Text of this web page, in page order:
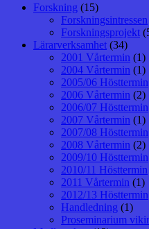
Forskning (15)
Forskningsintressen
Forskningsprojekt
Lärarverksamhet (34)
2001 Vårtermin (1)
2004 Vårtermin (1)
2005/06 Hösttermin
2006 Vårtermin (2)
2006/07 Hösttermin
2007 Vårtermin (1)
2007/08 Hösttermin
2008 Vårtermin (2)
2009/10 Hösttermin
2010/11 Hösttermin
2011 Vårtermin (1)
2012/13 Hösttermin
Handledning (1)
Proseminarium